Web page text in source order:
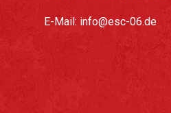
E-Mail: info@esc-06.de